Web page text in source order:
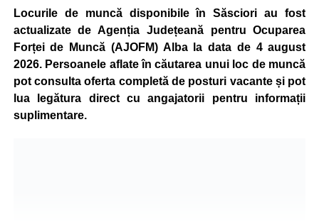
energie electrică din România. O parte din necesarul
energetic este acoperită prin producția proprie de energie,
realizată cu ajutorul panourilor fotovoltaice și al unităților
de cogenerare.
Reprezentanții companiei afirmă că vor continua
colaborarea cu autoritățile și operatorii din domeniul
energetic pentru a contribui la depășirea perioadei dificile
Locurile de muncă disponibile în Săsciori au fost
actualizate de Agenția Județeană pentru Ocuparea
Forței de Muncă (AJOFM) Alba la data de 4 august
2026. Persoanele aflate în căutarea unui loc de muncă
pot consulta oferta completă de posturi vacante și pot
lua legătura direct cu angajatorii pentru informații
suplimentare.